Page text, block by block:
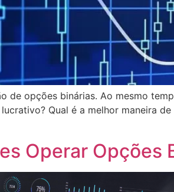
de opções binárias. Ao mesmo
Qual é a melhor maneira
Operar Opções